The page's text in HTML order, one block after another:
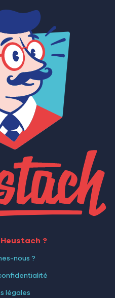
?
nous ?
légales